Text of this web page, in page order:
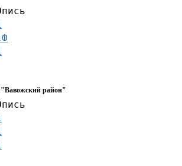
район"